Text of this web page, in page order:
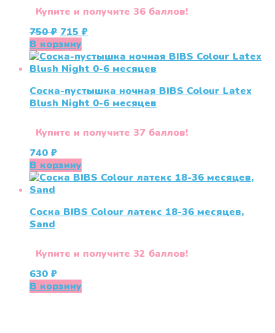
Купите и получите 36 баллов!
750₽ Первоначальная
цена
составляла
750 ₽.
715₽Текущая
715 ₽.
В корзину
Соска-пустышка ночная BIBS Colour Latex
Blush Night 0-6 меcяцев
Купите и получите 37 баллов!
740 ₽
В корзину
Соска BIBS Colour латекс 18-36 месяцев,
Sand
Купите и получите 32 баллов!
630 ₽
В корзину